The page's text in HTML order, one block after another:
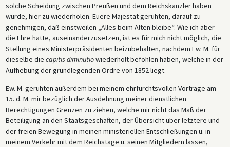
solche Scheidung zwischen Preußen und dem Reichskanzler haben
würde, hier zu wiederholen. Euere Majestät geruhten, darauf zu
genehmigen, daß einstweilen „Alles beim Alten bleibe“. Wie ich aber
die Ehre hatte, auseinanderzusetzen, ist es für mich nicht möglich, die
Stellung eines Ministerpräsidenten beizubehalten, nachdem Ew. M. für
dieselbe die capitis diminutiowiederholt befohlen haben, welche in der
Aufhebung der grundlegenden Ordre von 1852 liegt.
Ew. M. geruhten außerdem bei meinem ehrfurchtsvollen Vortrage am
15. d. M. mir bezüglich der Ausdehnung meiner dienstlichen
Berechtigungen Grenzen zu ziehen, welche mir nicht das Maß der
Beteiligung an den Staatsgeschäften, der Übersicht über letztere und
der freien Bewegung in meinen ministeriellen Entschließungen u. in
meinem Verkehr mit dem Reichstage u. seinen Mitgliedern lassen,